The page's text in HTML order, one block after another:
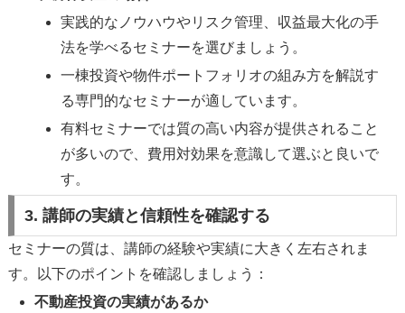
実践的なノウハウやリスク管理、収益最大化の手
法を学べるセミナーを選びましょう。
一棟投資や物件ポートフォリオの組み方を解説す
る専門的なセミナーが適しています。
有料セミナーでは質の高い内容が提供されること
が多いので、費用対効果を意識して選ぶと良いで
す。
3. 講師の実績と信頼性を確認する
セミナーの質は、講師の経験や実績に大きく左右されま
す。以下のポイントを確認しましょう：
不動産投資の実績があるか